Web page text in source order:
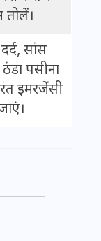
सांस
पसीना
इमरजेंसी